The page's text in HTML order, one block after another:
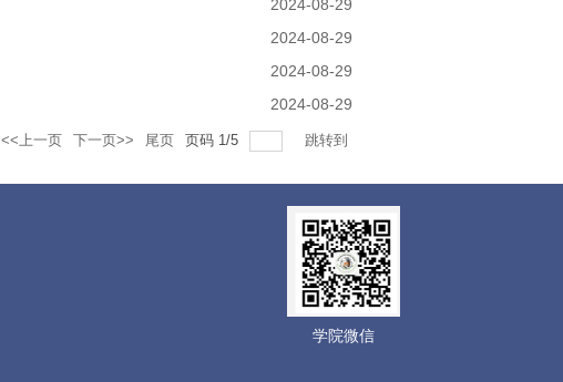
2024-08-29
2024-08-29
2024-08-29
2024-08-29
<<上一页 下一页>> 尾页 页码 1/5 跳转到
学院微信